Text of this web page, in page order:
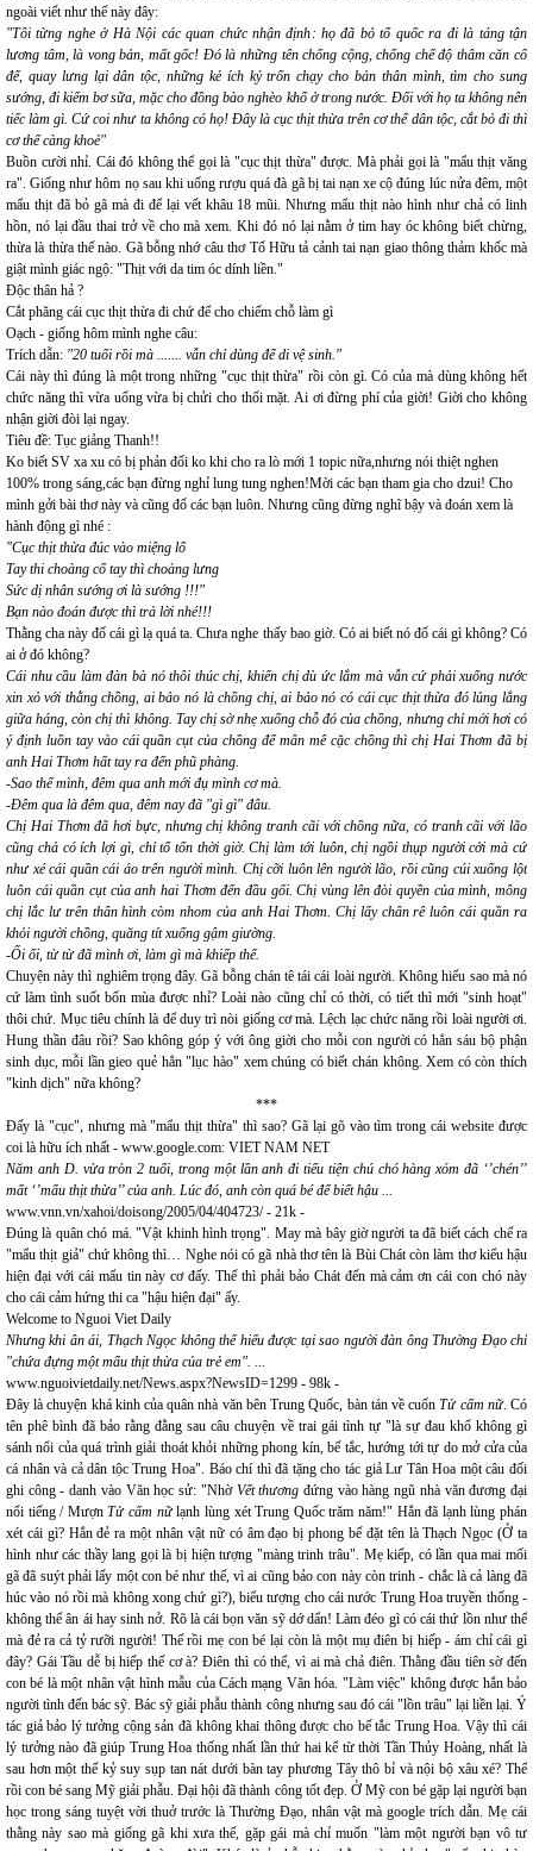
ngoài viết như thế này đây:
"Tôi từng nghe ở Hà Nội các quan chức nhận định: họ đã bỏ tổ quốc ra đi là táng tận
lương tâm, là vong bản, mất gốc! Đó là những tên chống cộng, chống chế độ thâm căn cố
đế, quay lưng lại dân tộc, những kẻ ích kỷ trốn chạy cho bản thân mình, tìm cho sung
sướng, đi kiếm bơ sữa, mặc cho đồng bào nghèo khổ ở trong nước. Đối với họ ta không nên
tiếc làm gì. Cứ coi như ta không có họ! Đây là cục thịt thừa trên cơ thể dân tộc, cắt bỏ đi thì
cơ thể càng khoẻ"
Buồn cười nhỉ. Cái đó không thể gọi là "cục thịt thừa" được. Mà phải gọi là "mẩu thịt văng
ra". Giống như hôm nọ sau khi uống rượu quá đà gã bị tai nạn xe cộ đúng lúc nửa đêm, một
mẩu thịt đã bỏ gã mà đi để lại vết khâu 18 mũi. Nhưng mẩu thịt nào hình như chả có linh
hồn, nó lại đầu thai trở về cho mà xem. Khi đó nó lại nằm ở tim hay óc không biết chừng,
thừa là thừa thế nào. Gã bỗng nhớ câu thơ Tố Hữu tả cảnh tai nạn giao thông thảm khốc mà
giật mình giác ngộ: "Thịt với da tim óc dính liền."
Độc thân hả ?
Cắt phăng cái cục thịt thừa đi chứ để cho chiếm chỗ làm gì
Oạch - giống hôm mình nghe câu:
Trích dẫn: "20 tuổi rồi mà ....... vẫn chỉ dùng để di vệ sinh."
Cái này thì đúng là một trong những "cục thịt thừa" rồi còn gì. Có của mà dùng không hết
chức năng thì vừa uổng vừa bị chửi cho thối mặt. Ai ơi đừng phí của giời! Giời cho không
nhận giời đòi lại ngay.
Tiêu đề: Tục giảng Thanh!!
Ko biết SV xa xu có bị phản đối ko khi cho ra lò mới 1 topic nữa,nhưng nói thiệt nghen
100% trong sáng,các bạn đừng nghỉ lung tung nghen!Mời các bạn tham gia cho dzui! Cho
mình gởi bài thơ này và cũng đố các bạn luôn. Nhưng cũng đừng nghĩ bậy và đoán xem là
hành động gì nhé :
"Cục thịt thừa đúc vào miệng lổ
Tay thi choàng cổ tay thì choàng lưng
Sức dị nhân sướng ơi là sướng !!!"
Bạn nào đoán được thì trả lời nhé!!!
Thằng cha này đố cái gì lạ quá ta. Chưa nghe thấy bao giờ. Có ai biết nó đố cái gì không? Có
ai ở đó không?
Cái nhu cầu làm đàn bà nó thôi thúc chị, khiến chị dù ức lắm mà vẫn cứ phải xuống nước
xin xỏ với thằng chồng, ai bảo nó là chồng chị, ai bảo nó có cái cục thịt thừa đó lủng lẳng
giữa háng, còn chị thì không. Tay chị sờ nhẹ xuống chỗ đó của chồng, nhưng chỉ mới hơi có
ý định luồn tay vào cái quần cụt của chồng để mân mê cặc chồng thì chị Hai Thơm đã bị
anh Hai Thơm hất tay ra đến phũ phàng.
-Sao thế mình, đêm qua anh mới đụ mình cơ mà.
-Đêm qua là đêm qua, đêm nay đã "gì gì" đâu.
Chị Hai Thơm đã hơi bực, nhưng chị không tranh cãi với chồng nữa, có tranh cãi với lão
cũng chả có ích lợi gì, chỉ tổ tốn thời giờ. Chị làm tới luôn, chị ngồi thụp người cởi mà cứ
như xé cái quần cái áo trên người mình. Chị cỡi luôn lên người lão, rồi cũng cúi xuống lột
luôn cái quần cụt của anh hai Thơm đến đầu gối. Chị vùng lên đòi quyền của mình, mông
chị lắc lư trên thân hình còm nhom của anh Hai Thơm. Chị lấy chân rê luôn cái quần ra
khỏi người chồng, quăng tít xuống gậm giường.
-Ối ối, từ từ đã mình ơi, làm gì mà khiếp thế.
Chuyện này thì nghiêm trọng đây. Gã bỗng chán tê tái cái loài người. Không hiểu sao mà nó
cứ làm tình suốt bốn mùa được nhỉ? Loài nào cũng chỉ có thời, có tiết thì mới "sinh hoạt"
thôi chứ. Mục tiêu chính là để duy trì nòi giống cơ mà. Lệch lạc chức năng rồi loài người ơi.
Hung thần đâu rồi? Sao không góp ý với ông giời cho mỗi con người có hẳn sáu bộ phận
sinh dục, mỗi lần gieo quẻ hẳn "lục hào" xem chúng có biết chán không. Xem có còn thích
"kinh dịch" nữa không?
***
Đấy là "cục", nhưng mà "mẩu thịt thừa" thì sao? Gã lại gõ vào tìm trong cái website được
coi là hữu ích nhất - www.google.com: VIET NAM NET
Năm anh D. vừa tròn 2 tuổi, trong một lần anh đi tiểu tiện chú chó hàng xóm đã ‘’chén’’
mất ‘’mẩu thịt thừa’’ của anh. Lúc đó, anh còn quá bé để biết hậu ...
www.vnn.vn/xahoi/doisong/2005/04/404723/ - 21k -
Đúng là quân chó má. "Vật khinh hình trọng". May mà bây giờ người ta đã biết cách chế ra
"mẩu thịt giả" chứ không thì… Nghe nói có gã nhà thơ tên là Bùi Chát còn làm thơ kiểu hậu
hiện đại với cái mẩu tin này cơ đấy. Thế thì phải bảo Chát đến mà cảm ơn cái con chó này
cho cái cảm hứng thi ca "hậu hiện đại" ấy.
Welcome to Nguoi Viet Daily
Nhưng khi ân ái, Thạch Ngọc không thể hiểu được tại sao người đàn ông Thường Đạo chỉ
"chứa đựng một mẩu thịt thừa của trẻ em". ...
www.nguoivietdaily.net/News.aspx?NewsID=1299 - 98k -
Đây là chuyện khá kinh của quân nhà văn bên Trung Quốc, bàn tán về cuốnTử cấm nữ. Có
tên phê bình đã bảo rằng đằng sau câu chuyện về trai gái tình tự "là sự đau khổ không gì
sánh nổi của quá trình giải thoát khỏi những phong kín, bế tắc, hướng tới tự do mở cửa của
cá nhân và cả dân tộc Trung Hoa". Báo chí thì đã tặng cho tác giả Lư Tân Hoa một câu đối
ghi công - danh vào Văn học sử: "Nhờ Vết thương đứng vào hàng ngũ nhà văn đương đại
nổi tiếng / MượnTử cấm nữlạnh lùng xét Trung Quốc trăm năm!" Hắn đã lạnh lùng phán
xét cái gì? Hắn đẻ ra một nhân vật nữ có âm đạo bị phong bế đặt tên là Thạch Ngọc (Ở ta
hình như các thầy lang gọi là bị hiện tượng "màng trinh trâu". Mẹ kiếp, có lần qua mai mối
gã đã suýt phải lấy một con bé như thế, vì ai cũng bảo con này còn trinh - chắc là cả làng đã
húc vào nó rồi mà không xong chứ gì?), biểu tượng cho cái nước Trung Hoa truyền thống -
không thể ân ái hay sinh nở. Rõ là cái bọn văn sỹ dớ dẩn! Làm đéo gì có cái thứ lồn như thế
mà đẻ ra cả tỷ rưỡi người! Thế rồi mẹ con bé lại còn là một mụ điên bị hiếp - ám chỉ cái gì
đây? Gái Tầu dễ bị hiếp thế cơ à? Điên thì có thể, vì ai mà chả điên. Thằng đầu tiên sờ đến
con bé là một nhân vật hình mẫu của Cách mạng Văn hóa. "Làm việc" không được hắn bảo
người tình đến bác sỹ. Bác sỹ giải phẫu thành công nhưng sau đó cái "lồn trâu" lại liền lại. Ý
tác giả bảo lý tưởng cộng sản đã không khai thông được cho bế tắc Trung Hoa. Vậy thì cái
lý tưởng nào đã giúp Trung Hoa thống nhất lần thứ hai kể từ thời Tần Thủy Hoàng, nhất là
sau hơn một thế kỷ suy sụp tan nát dưới bàn tay phương Tây thô bỉ và nội bộ xâu xé? Thế
rồi con bé sang Mỹ giải phẫu. Đại hội đã thành công tốt đẹp. Ở Mỹ con bé gặp lại người bạn
học trong sáng tuyệt vời thuở trước là Thường Đạo, nhân vật mà google trích dẫn. Mẹ cái
thằng này sao mà giống gã khi xưa thế, gặp gái mà chỉ muốn "làm một người bạn vô tư